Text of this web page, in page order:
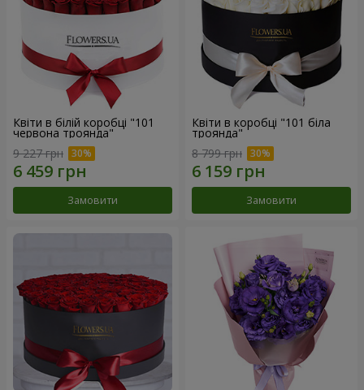
Квіти в білій коробці "101
червона троянда"
9 227 грн
Замовити
Квіти в коробці "101 біла
троянда"
8 799 грн
Замовити